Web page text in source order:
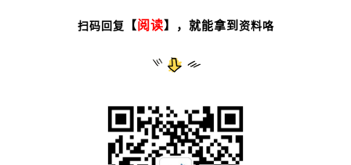
扫码回复 【阅读】，就能拿到 资料咯